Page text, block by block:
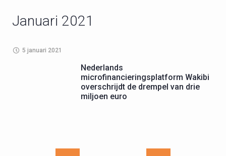
Januari 2021
5 januari 2021
Nederlands
microfinancieringsplatform Wakibi
overschrijdt de drempel van drie
miljoen euro